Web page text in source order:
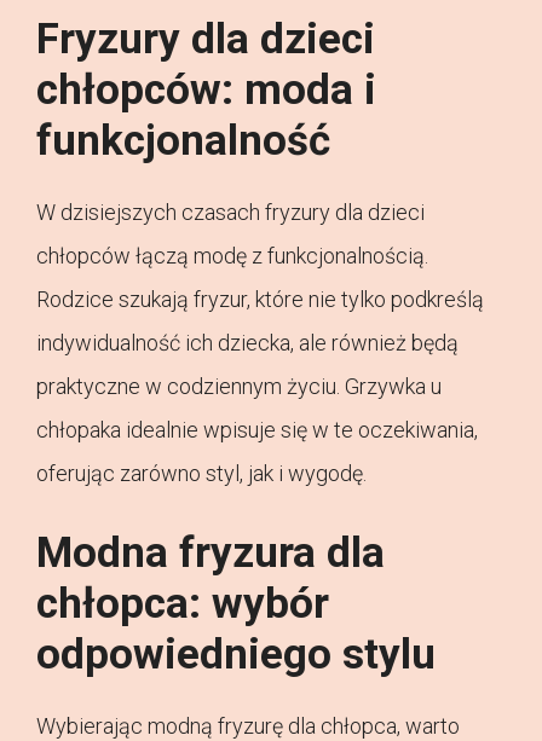
Fryzury dla dzieci
chłopców: moda i
funkcjonalność
W dzisiejszych czasach fryzury dla dzieci
chłopców łączą modę z funkcjonalnością.
Rodzice szukają fryzur, które nie tylko podkreślą
indywidualność ich dziecka, ale również będą
praktyczne w codziennym życiu. Grzywka u
chłopaka idealnie wpisuje się w te oczekiwania,
oferując zarówno styl, jak i wygodę.
Modna fryzura dla
chłopca: wybór
odpowiedniego stylu
Wybierając modną fryzurę dla chłopca, warto